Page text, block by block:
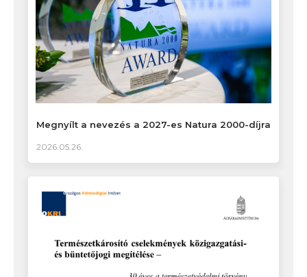
Megnyílt a nevezés a 2027-es Natura 2000-díjra
2026.05.26.